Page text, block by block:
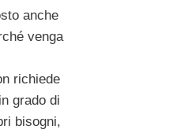
anche
venga
richiede
grado di
bisogni,